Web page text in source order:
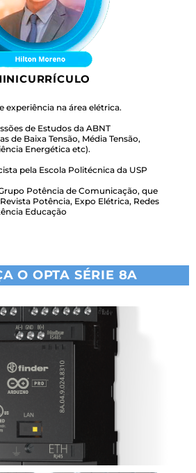
experiência na área elétrica.
de Estudos da ABNT
de Baixa Tensão, Média Tensão,
Energética etc).
pela Escola Politécnica da USP
Potência de Comunicação, que
Potência, Expo Elétrica, Redes
Educação
O OPTA SÉRIE 8A